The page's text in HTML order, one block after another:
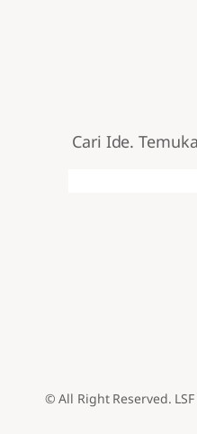
Cari Ide.
© All Right Reserved.